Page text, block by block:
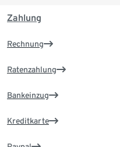
Zahlung
Rechnung
Ratenzahlung
Bankeinzug
Kreditkarte